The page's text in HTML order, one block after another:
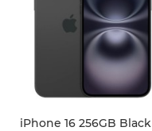
iPhone 16 256GB Black